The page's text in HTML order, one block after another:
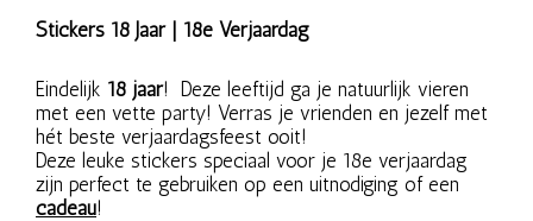
Stickers 18 Jaar | 18e Verjaardag
Eindelijk 18 jaar! Deze leeftijd ga je natuurlijk vieren
met een vette party! Verras je vrienden en jezelf met
hét beste verjaardagsfeest ooit!
Deze leuke stickers speciaal voor je 18e verjaardag
zijn perfect te gebruiken op een uitnodiging of een
cadeau!